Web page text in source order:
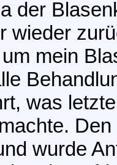
der
wieder
mein
was
wurde